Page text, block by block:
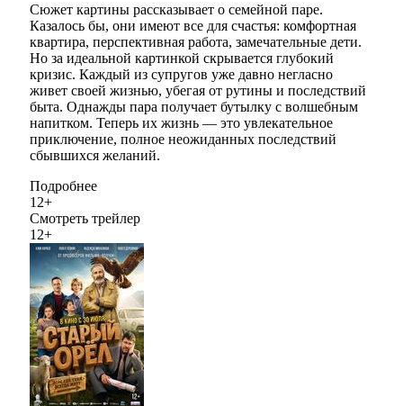
Сюжет картины рассказывает о семейной паре.
Казалось бы, они имеют все для счастья: комфортная
квартира, перспективная работа, замечательные дети.
Но за идеальной картинкой скрывается глубокий
кризис. Каждый из супругов уже давно негласно
живет своей жизнью, убегая от рутины и последствий
быта. Однажды пара получает бутылку с волшебным
напитком. Теперь их жизнь — это увлекательное
приключение, полное неожиданных последствий
сбывшихся желаний.
Подробнее
12+
Смотреть трейлер
12+